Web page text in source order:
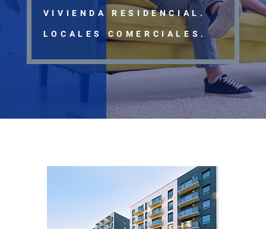
VIVIENDA RESIDENCIAL.
LOCALES COMERCIALES.